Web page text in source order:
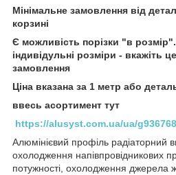
Мінімальне замовлення від
корзині
Є можливість порізки "в
індивідульні розміри - вкажіть
замовлення
Ціна вказана за 1 метр або
ввесь асортимент тут
https://alusyst.com.ua/ua/
Алюмінієвий профіль радіаторний
охолодження напівпровідникових
потужності, охолодження джерела